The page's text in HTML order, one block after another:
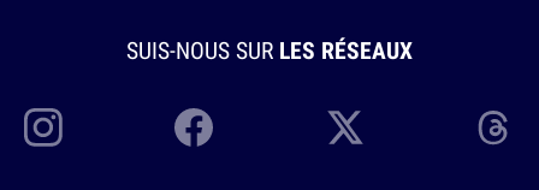
SUIS-NOUS SUR LES RÉSEAUX